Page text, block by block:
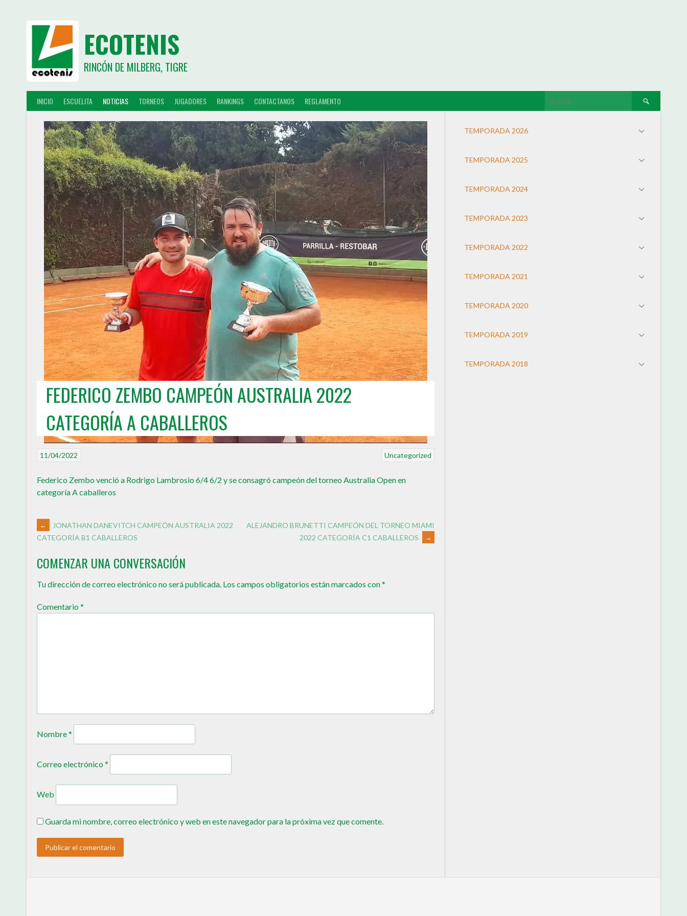
ECOTENIS
RINCÓN DE MILBERG, TIGRE
INICIO ESCUELITA NOTICIAS TORNEOS JUGADORES RANKINGS CONTACTANOS REGLAMENTO
FEDERICO ZEMBO CAMPEÓN AUSTRALIA 2022
CATEGORÍA A CABALLEROS
Uncategorized
11/04/2022
Federico Zembo venció a Rodrigo Lambrosio 6/4 6/2 y se consagró campeón del torneo Australia Open en
categoría A caballeros
←
JONATHAN DANEVITCH CAMPEÓN AUSTRALIA 2022
CATEGORÍA B1 CABALLEROS
ALEJANDRO BRUNETTI CAMPEÓN DEL TORNEO MIAMI
2022 CATEGORÍA C1 CABALLEROS
→
COMENZAR UNA CONVERSACIÓN
Tu dirección de correo electrónico no será publicada. Los campos obligatorios están marcados con*
Comentario*
Nombre*
Correo electrónico*
Web
Guarda mi nombre, correo electrónico y web en este navegador para la próxima vez que comente.
TEMPORADA 2026
TEMPORADA 2025
TEMPORADA 2024
TEMPORADA 2023
TEMPORADA 2022
TEMPORADA 2021
TEMPORADA 2020
TEMPORADA 2019
TEMPORADA 2018